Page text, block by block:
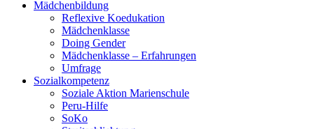
Mädchenbildung
Reflexive Koedukation
Mädchenklasse
Doing Gender
Mädchenklasse – Erfahrungen
Umfrage
Sozialkompetenz
Soziale Aktion Marienschule
Peru-Hilfe
SoKo